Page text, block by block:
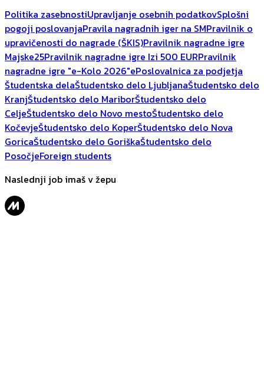
Politika zasebnostiUpravljanje osebnih podatkovSplošni
pogoji poslovanjaPravila nagradnih iger na SMPravilnik o
upravičenosti do nagrade (ŠKIS)Pravilnik nagradne igre
Majske25Pravilnik nagradne igre Izi 500 EURPravilnik
nagradne igre "e-Kolo 2026"ePoslovalnica za podjetja
Študentska delaŠtudentsko delo LjubljanaŠtudentsko delo
KranjŠtudentsko delo MariborŠtudentsko delo
CeljeŠtudentsko delo Novo mestoŠtudentsko delo
KočevjeŠtudentsko delo KoperŠtudentsko delo Nova
GoricaŠtudentsko delo GoriškaŠtudentsko delo
PosočjeForeign students
Naslednji job imaš v žepu